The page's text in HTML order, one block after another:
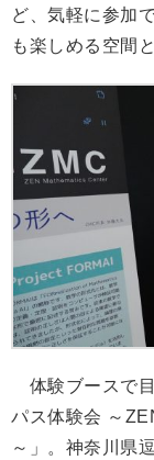
ど、気軽に参加
も楽しめる空間
体験ブースで
パス体験会 ～
～」。神奈川県